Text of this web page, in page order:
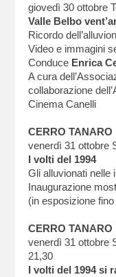
giovedì 30 ottobre
Valle Belbo
Ricordo
Video e immagini
Conduce Enrica
A cura
collaborazione
Cinema Canelli
CERRO TANARO
venerdì 31 ottobre
I volti del 1994
Gli alluvionati nelle
Inaugurazione
(in esposizione
CERRO TANARO
venerdì 31 ottobre
21,30
I volti del 1994 si